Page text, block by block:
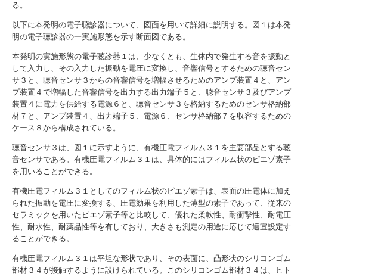
る。
以下に本発明の電子聴診器について、図面を用いて詳細に説明する。図１は本発
明の電子聴診器の一実施形態を示す断面図である。
本発明の実施形態の電子聴診器１は、少なくとも、生体内で発生する音を振動と
して入力し、その入力した振動を電圧に変換し、音響信号とするための聴音セン
サ３と、聴音センサ３からの音響信号を増幅させるためのアンプ装置４と、アン
プ装置４で増幅した音響信号を出力する出力端子５と、聴音センサ３及びアンプ
装置４に電力を供給する電源６と、聴音センサ３を格納するためのセンサ格納部
材７と、アンプ装置４、出力端子５、電源６、センサ格納部７を収容するための
ケース８から構成されている。
聴音センサ３は、図１に示すように、有機圧電フィルム３１を主要部品とする聴
音センサである。有機圧電フィルム３１は、具体的にはフィルム状のピエゾ素子
を用いることができる。
有機圧電フィルム３１としてのフィルム状のピエゾ素子は、表面の圧電体に加え
られた振動を電圧に変換する、圧電効果を利用した薄型の素子であって、従来の
セラミックを用いたピエゾ素子等と比較して、優れた柔軟性、耐衝撃性、耐電圧
性、耐水性、耐薬品性等を有しており、大きさも測定の用途に応じて適宜設定す
ることができる。
有機圧電フィルム３１は平坦な形状であり、その表面に、凸形状のシリコンゴム
部材３４が接触するように設けられている。このシリコンゴム部材３４は、ヒト